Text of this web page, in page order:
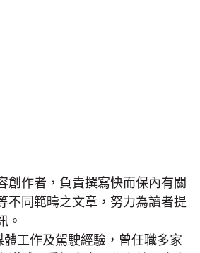
創作者，負責撰寫快而保內有關
不同範疇之文章，努力為讀者提
。
工作及駕駛經驗，曾任職多家